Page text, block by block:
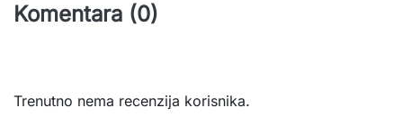
Komentara (0)
Trenutno nema recenzija korisnika.